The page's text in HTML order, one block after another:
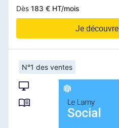
Dès 183 € HT/mois
Je découvre
N°1 des ventes